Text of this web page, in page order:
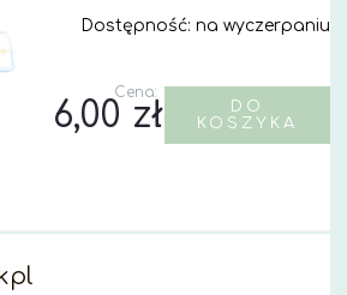
Dostępność: na wyczerpaniu
Cena:
6,00 zł
DO
KOSZYKA